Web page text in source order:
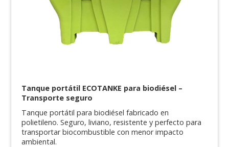
Tanque portátil ECOTANKE para biodiésel –
Transporte seguro
Tanque portátil para biodiésel fabricado en
polietileno. Seguro, liviano, resistente y perfecto para
transportar biocombustible con menor impacto
ambiental.